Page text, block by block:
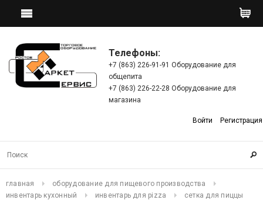
Телефоны:
+7 (863) 226-91-91 Оборудование для
общепита
+7 (863) 226-22-28 Оборудование для
магазина
Войти Регистрация
главная
оборудование для пищевого производства
инвентарь кухонный
инвентарь для pizza
сетка для пиццы